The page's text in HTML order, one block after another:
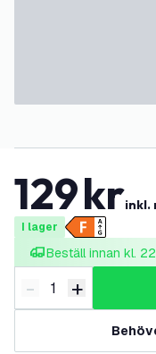
129krinkl.
I lager
Beställ innan kl.
Minska antal
- Öka antal
+